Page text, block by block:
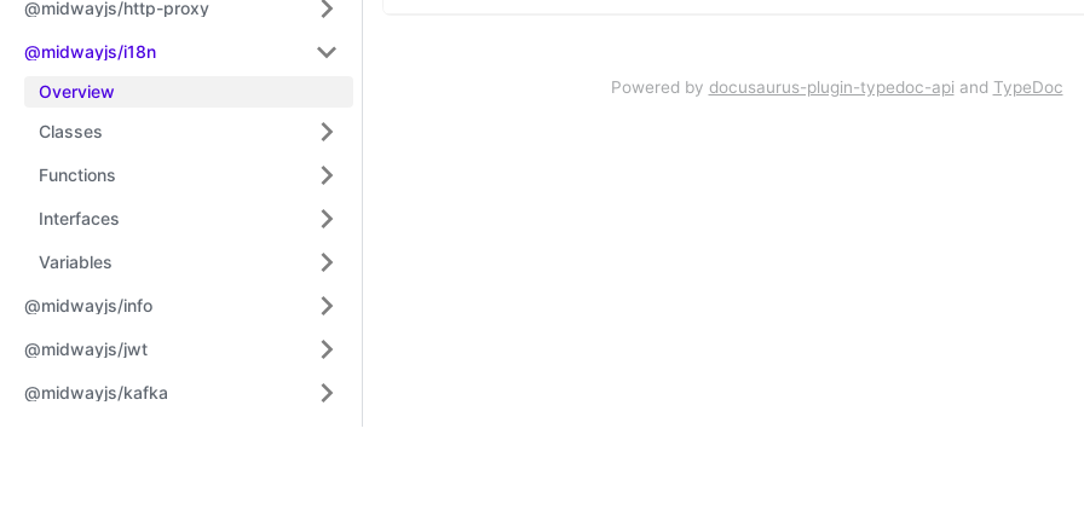
@midwayjs/http-proxy
@midwayjs/i18n
Overview
Classes
Functions
Interfaces
Variables
@midwayjs/info
@midwayjs/jwt
@midwayjs/kafka
Powered by docusaurus-plugin-typedoc-api and TypeDoc